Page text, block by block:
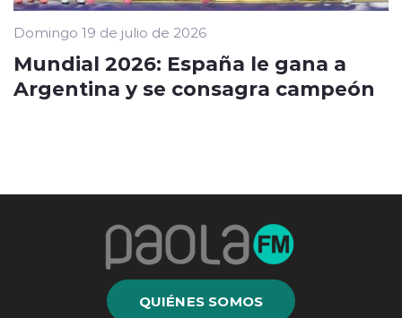
Domingo 19 de julio de 2026
Mundial 2026: España le gana a
Argentina y se consagra campeón
QUIÉNES SOMOS